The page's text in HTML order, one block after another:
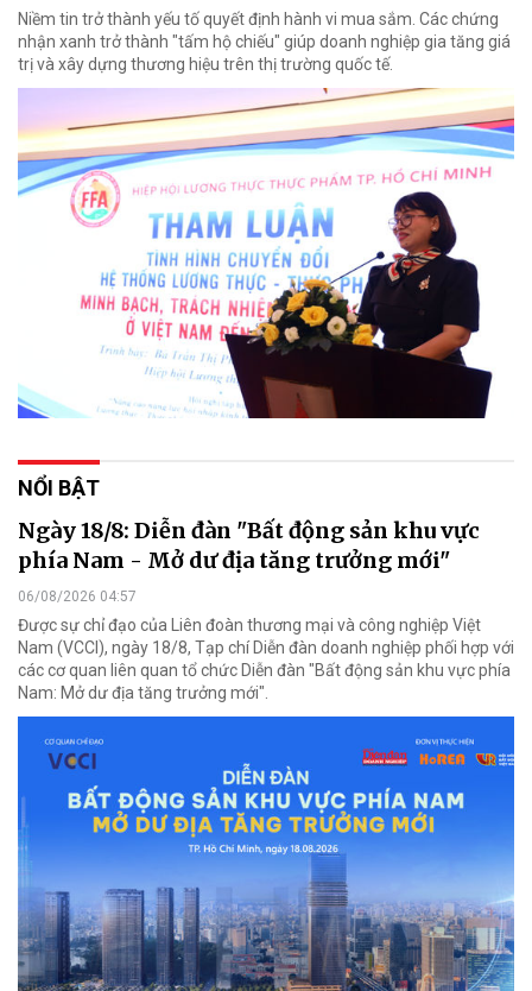
Niềm tin trở thành yếu tố quyết định hành vi mua sắm. Các chứng
nhận xanh trở thành "tấm hộ chiếu" giúp doanh nghiệp gia tăng giá
trị và xây dựng thương hiệu trên thị trường quốc tế.
NỔI BẬT
Ngày 18/8: Diễn đàn "Bất động sản khu vực
phía Nam - Mở dư địa tăng trưởng mới"
06/08/2026 04:57
Được sự chỉ đạo của Liên đoàn thương mại và công nghiệp Việt
Nam (VCCI), ngày 18/8, Tạp chí Diễn đàn doanh nghiệp phối hợp với
các cơ quan liên quan tổ chức Diễn đàn "Bất động sản khu vực phía
Nam: Mở dư địa tăng trưởng mới".